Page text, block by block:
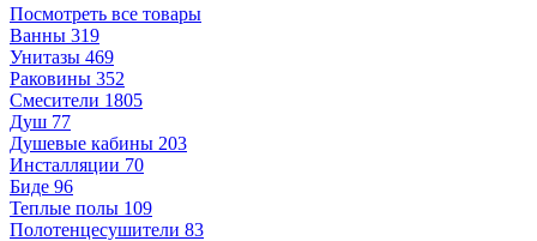
Посмотреть все товары
Ванны 319
Унитазы 469
Раковины 352
Смесители 1805
Душ 77
Душевые кабины 203
Инсталляции 70
Биде 96
Теплые полы 109
Полотенцесушители 83